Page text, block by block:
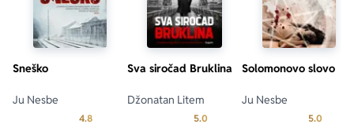
Sneško
Ju Nesbe
4.8Prosecna ocena je 4.8 od 5
Sva siročad Bruklina
Džonatan Litem
5.0 Prosecna ocena je 5.0 od 5
Solomonovo slovo
Ju Nesbe
5.0